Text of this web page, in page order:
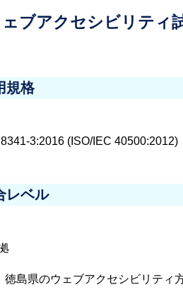
ブアクセシビリティ
規格
3:2016 (ISO/IEC 40500:2012)
レベル
徳島県のウェブアクセシビリティ